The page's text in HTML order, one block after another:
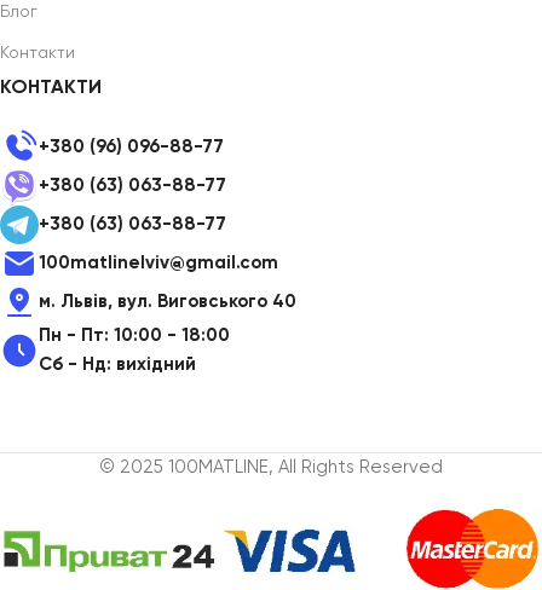
Блог
Контакти
КОНТАКТИ
+380 (96) 096-88-77
+380 (63) 063-88-77
+380 (63) 063-88-77
100matlinelviv@gmail.com
м. Львів, вул. Виговського 40
Пн - Пт: 10:00 - 18:00
Сб - Нд: вихідний
© 2025 100MATLINE, All Rights Reserved